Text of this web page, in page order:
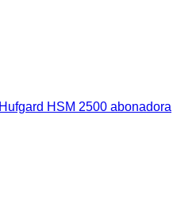
Hufgard HSM 2500 abonadora